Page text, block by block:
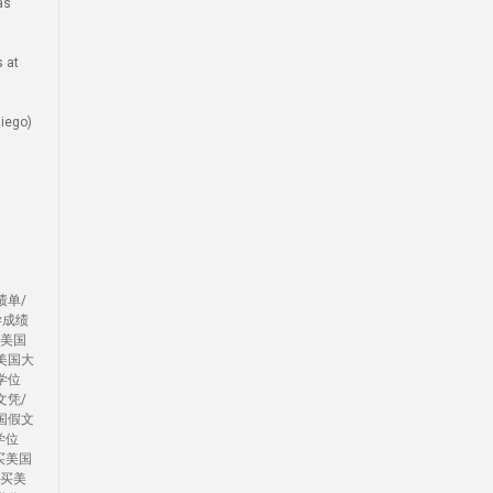
at
单/
绩
国
国大
位
凭/
假文
位
美国
美